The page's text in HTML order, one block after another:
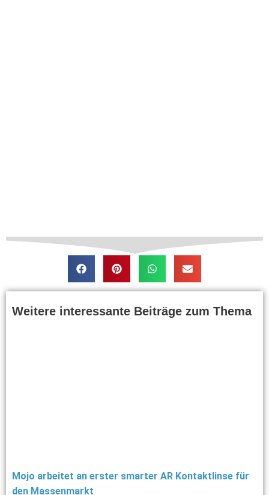
Weitere interessante Beiträge zum Thema
Mojo arbeitet an erster smarter AR Kontaktlinse für
den Massenmarkt